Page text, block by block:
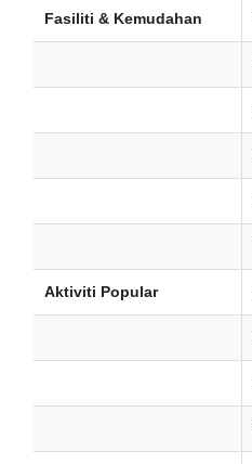
Fasiliti & Kemudahan
Aktiviti Popular